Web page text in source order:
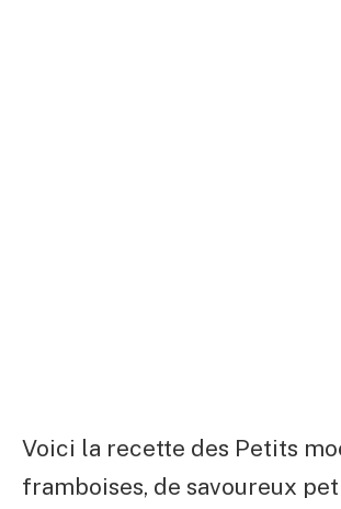
Voici la recette des Petits
framboises, de savoureux